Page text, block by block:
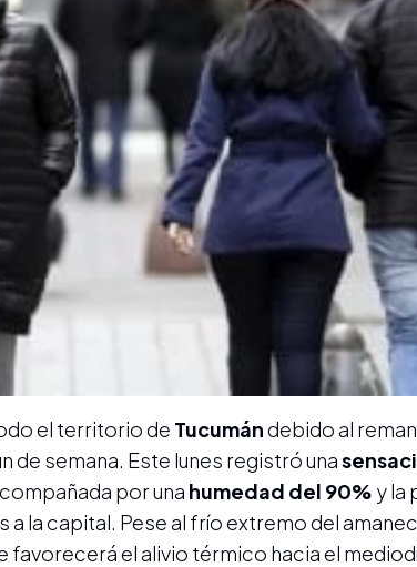
el territorio de Tucumándebido al
de semana. Este lunes registró una
por una humedad del 90% y la
la capital. Pese al frío extremo del
favorecerá el alivio térmico hacia el